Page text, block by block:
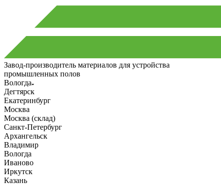
Завод-производитель материалов для устройства
промышленных полов
Вологда
Дегтярск
Екатеринбург
Москва
Москва (склад)
Санкт-Петербург
Архангельск
Владимир
Вологда
Иваново
Иркутск
Казань